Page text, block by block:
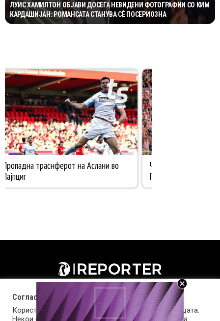
ЛУИС ХАМИЛТОН ОБЈАВИ ДОСЕГА НЕВИДЕНИ ФОТОГРАФИИ СО КИМ
КАРДАШИЈАН: РОМАНСАТА СТАНУВА СÈ ПОСЕРИОЗНА
Согласност за колачиња (cookies)
Користиме колачиња за оптимизирање на страницата.
Некои од колачињата се од суштинско значење за